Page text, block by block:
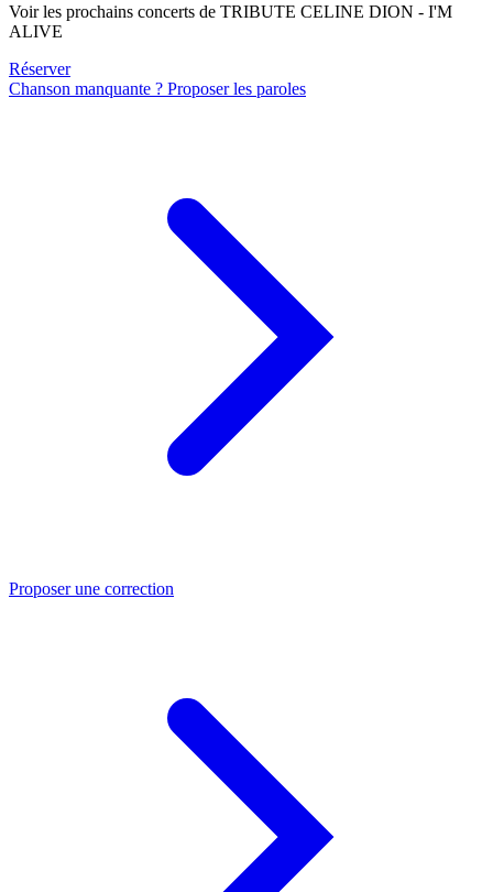
Voir les prochains concerts de TRIBUTE CELINE DION - I'M
ALIVE
Réserver
Chanson manquante ? Proposer les paroles
Proposer une correction